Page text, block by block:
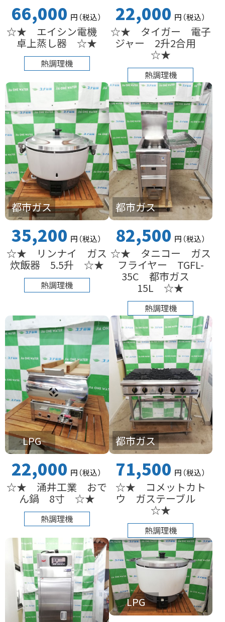
66,000 円（税込）
☆★ エイシン電機
卓上蒸し器 ☆★
熱調理機
22,000 円（税込）
☆★ タイガー 電子
ジャー 2升2合用
☆★
熱調理機
都市ガス
35,200 円（税込）
☆★ リンナイ ガス
炊飯器 5.5升 ☆★
熱調理機
都市ガス
82,500 円（税込）
☆★ タニコー ガス
フライヤー TGFL-
35C 都市ガス
15L ☆★
熱調理機
LPG
22,000 円（税込）
☆★ 涌井工業 おで
ん鍋 8寸 ☆★
熱調理機
都市ガス
71,500 円（税込）
☆★ コメットカト
ウ ガステーブル
☆★
熱調理機
LPG